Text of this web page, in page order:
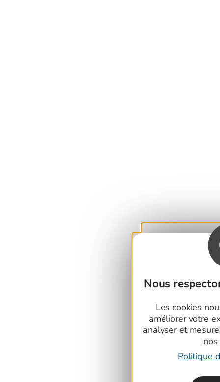
Nous
Les cookies
améliorer votre
analyser et
nos
Politique